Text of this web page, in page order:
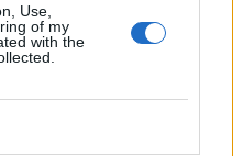
Use,
of my
with the
ustroju
wszystkim na